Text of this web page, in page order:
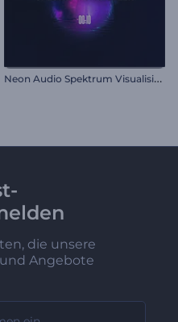
N
eon Audio Spektrum Visualisierer
die unsere
Angebote